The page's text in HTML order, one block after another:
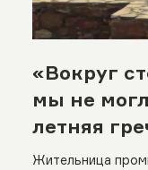
«Вокруг
мы не
летняя
борьбы за
Жительница